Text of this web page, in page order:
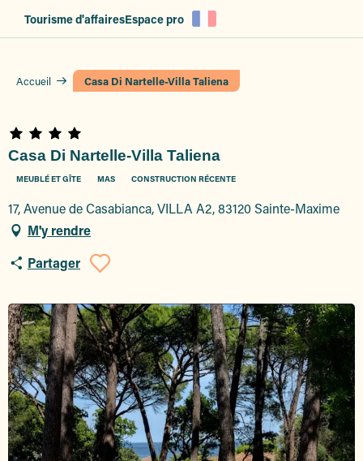
Tourisme d'affairesEspace pro
Accueil Casa Di Nartelle-Villa Taliena
Casa Di Nartelle-Villa Taliena
MEUBLÉ ET GÎTE MAS CONSTRUCTION RÉCENTE
17, Avenue de Casabianca, VILLA A2, 83120 Sainte-Maxime
M'y rendre
Partager
Ajouter aux favoris